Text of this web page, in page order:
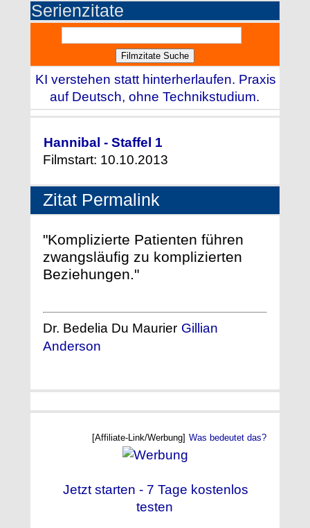
Serienzitate
KI verstehen statt hinterherlaufen. Praxis
auf Deutsch, ohne Technikstudium.
Hannibal - Staffel 1
Filmstart: 10.10.2013
Zitat Permalink
"Komplizierte Patienten führen
zwangsläufig zu komplizierten
Beziehungen."
Dr. Bedelia Du Maurier Gillian
Anderson
[Affiliate-Link/Werbung] Was bedeutet das?
Jetzt starten - 7 Tage kostenlos
testen